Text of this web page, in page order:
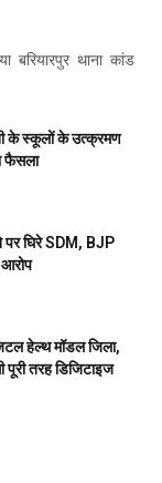
थाना कांड
के स्कूलों के उत्क्रमण
फैसला
पर घिरे SDM, BJP
आरोप
हेल्थ मॉडल जिला,
पूरी तरह डिजिटाइज